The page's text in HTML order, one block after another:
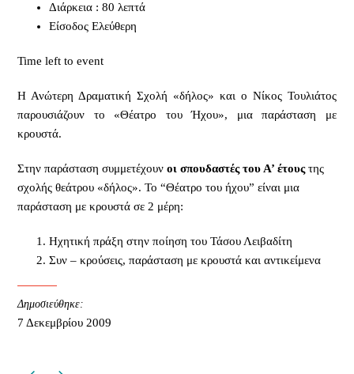
Διάρκεια : 80 λεπτά
Είσοδος Ελεύθερη
Time left to event
Η Ανώτερη Δραματική Σχολή «δήλος» και ο Νίκος Τουλιάτος
παρουσιάζουν το «Θέατρο του Ήχου», μια παράσταση με
κρουστά.
Στην παράσταση συμμετέχουνοι σπουδαστές του Α’ έτουςτης
σχολής θεάτρου «δήλος». Το “Θέατρο του ήχου” είναι μια
παράσταση με κρουστά σε 2 μέρη:
Ηχητική πράξη στην ποίηση του Τάσου Λειβαδίτη
Συν – κρούσεις, παράσταση με κρουστά και αντικείμενα
Δημοσιεύθηκε:
7 Δεκεμβρίου 2009